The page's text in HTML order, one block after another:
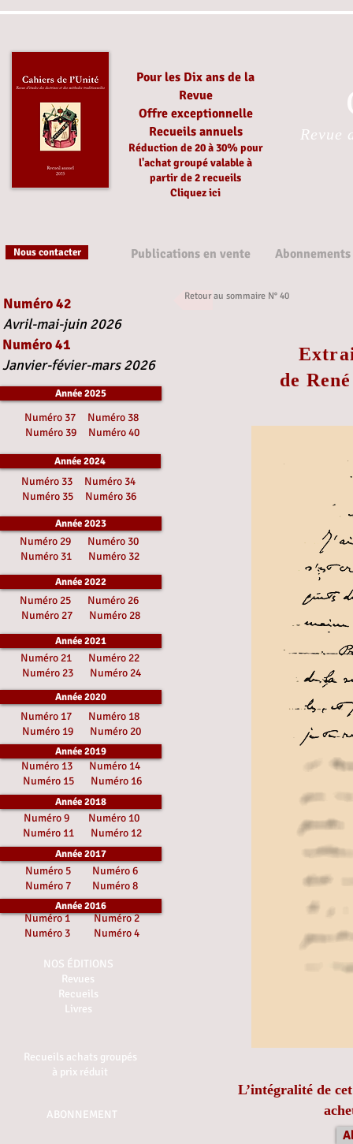
Pour les Dix ans de la
Revue
Offre exceptionnelle
Recueils annuels
Réduction de 20 à 30%pour
l'achat groupévalable à
partirde 2 recueils
Cliquez ici
Revue
Nous contacter Publications en vente Abonnements
Retour au sommaire N° 40
de
L’intégralité de
Numéro 42
Avril-mai-juin 2026
Numéro 41
Janvier-févier-mars 2026
Année 2025
Numéro 37
Numéro 38
Numéro 39
Numéro 40
Année 2024
Numéro 33
Numéro 34
Numéro 35
Numéro 36
Année 2023
Numéro 29
Numéro 30
Numéro 31
Numéro 32
Année 2022
Numéro 25
Numéro 26
Numéro 27
Numéro 28
Année 2021
Numéro 21
Numéro 22
Numéro 23
Numéro 24
Année 2020
Numéro 17 Numéro 18
Numéro 19 Numéro 20
Année 2019
Numéro 13 Numéro 14
Numéro 15 Numéro 16
Année 2018
Numéro 9 Numéro 10
Numéro 11 Numéro 12
Année 2017
Numéro 5 Numéro 6
Numéro 7 Numéro 8
Année 2016
Numéro 1Numéro 2
Numéro 3 Numéro 4
NOS ÉDITIONS
Revues
Recueils
Livres
Recueils achats groupés
à prix réduit
ABONNEMENT